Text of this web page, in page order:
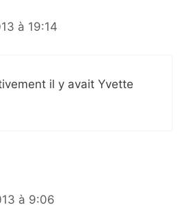
à 19:14
il y avait Yvette
à 9:06